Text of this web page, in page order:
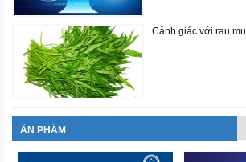
Cảnh giác với rau
ẤN PHẨM